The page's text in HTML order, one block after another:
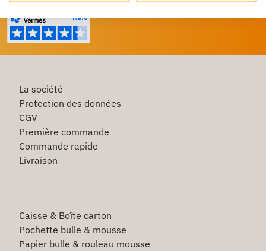
La société
Protection des données
CGV
Première commande
Commande rapide
Livraison
Caisse & Boîte carton
Pochette bulle & mousse
Papier bulle & rouleau mousse